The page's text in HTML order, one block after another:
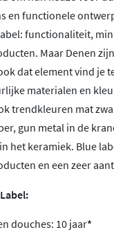
en functionele
functionaliteit,
Maar Denen
dat element vind je
materialen en
trendkleuren mat
gun metal in de
het keramiek. Blue
en een zeer
douches: 10 jaar*